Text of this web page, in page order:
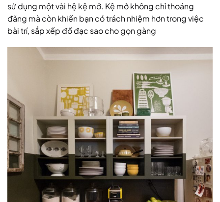
sử dụng một vài hệ kệ mở. Kệ mở không chỉ thoáng
đãng mà còn khiến bạn có trách nhiệm hơn trong việc
bài trí, sắp xếp đồ đạc sao cho gọn gàng